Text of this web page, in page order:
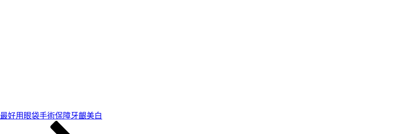
好用眼袋手術保障牙齦美白